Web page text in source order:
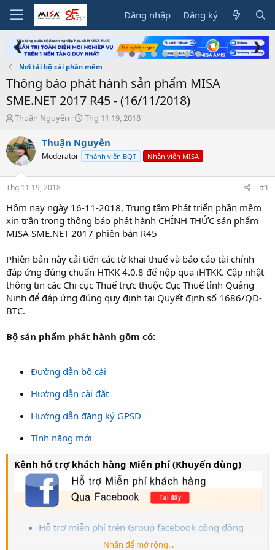
Đăng nhập Đăng ký
❮ ❯
Nơi tải bộ cài phần mềm
Thông báo phát hành sản phẩm MISA
SME.NET 2017 R45 - (16/11/2018)
T
r
e
a
s
t
a
r
t
e
Thuận Nguyễn
N
à
y
g
Thg 11 19, 2018
Thuận Nguyễn
Moderator Thành viên BQT Nhân viên MISA
Thg 11 19, 2018 #1
Hôm nay ngày 16-11-2018, Trung tâm Phát triển phần mềm
xin trân trọng thông báo phát hành CHÍNH THỨC sản phẩm
MISA SME.NET 2017 phiên bản R45
Phiên bản này cải tiến các tờ khai thuế và báo cáo tài chính
đáp ứng đúng chuẩn HTKK 4.0.8 để nộp qua iHTKK. Cập nhật
thông tin các Chi cục Thuế trực thuộc Cục Thuế tỉnh Quảng
Ninh để đáp ứng đúng quy định tại Quyết định số 1686/QĐ-
BTC.
Bộ sản phẩm phát hành gồm có:
Đường dẫn bộ cài
Hướng dẫn cài đặt
Hướng dẫn đăng ký GPSD
Tính năng mới
Kênh hỗ trợ khách hàng Miễn phí (Khuyến dùng)
Hỗ trợ miễn phí trên Group facebook cộng đồng
Nhấn để mở rộng...